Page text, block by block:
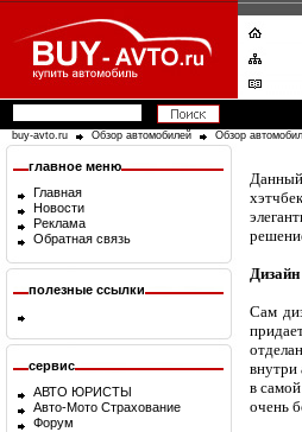
buy-avto.ru Обзор автомобилей Обзор
главное меню
Главная
Новости
Реклама
Обратная связь
полезные ссылки
сервис
АВТО ЮРИСТЫ
Авто-Мото Страхование
Форум
Данный
Сам
внутри
в
очень